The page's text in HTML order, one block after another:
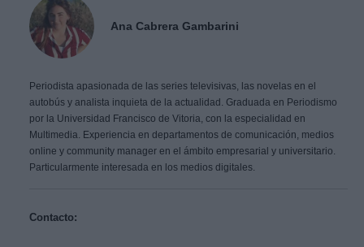
Ana Cabrera Gambarini
Periodista apasionada de las series televisivas, las novelas en el
autobús y analista inquieta de la actualidad. Graduada en Periodismo
por la Universidad Francisco de Vitoria, con la especialidad en
Multimedia. Experiencia en departamentos de comunicación, medios
online y community manager en el ámbito empresarial y universitario.
Particularmente interesada en los medios digitales.
Contacto: